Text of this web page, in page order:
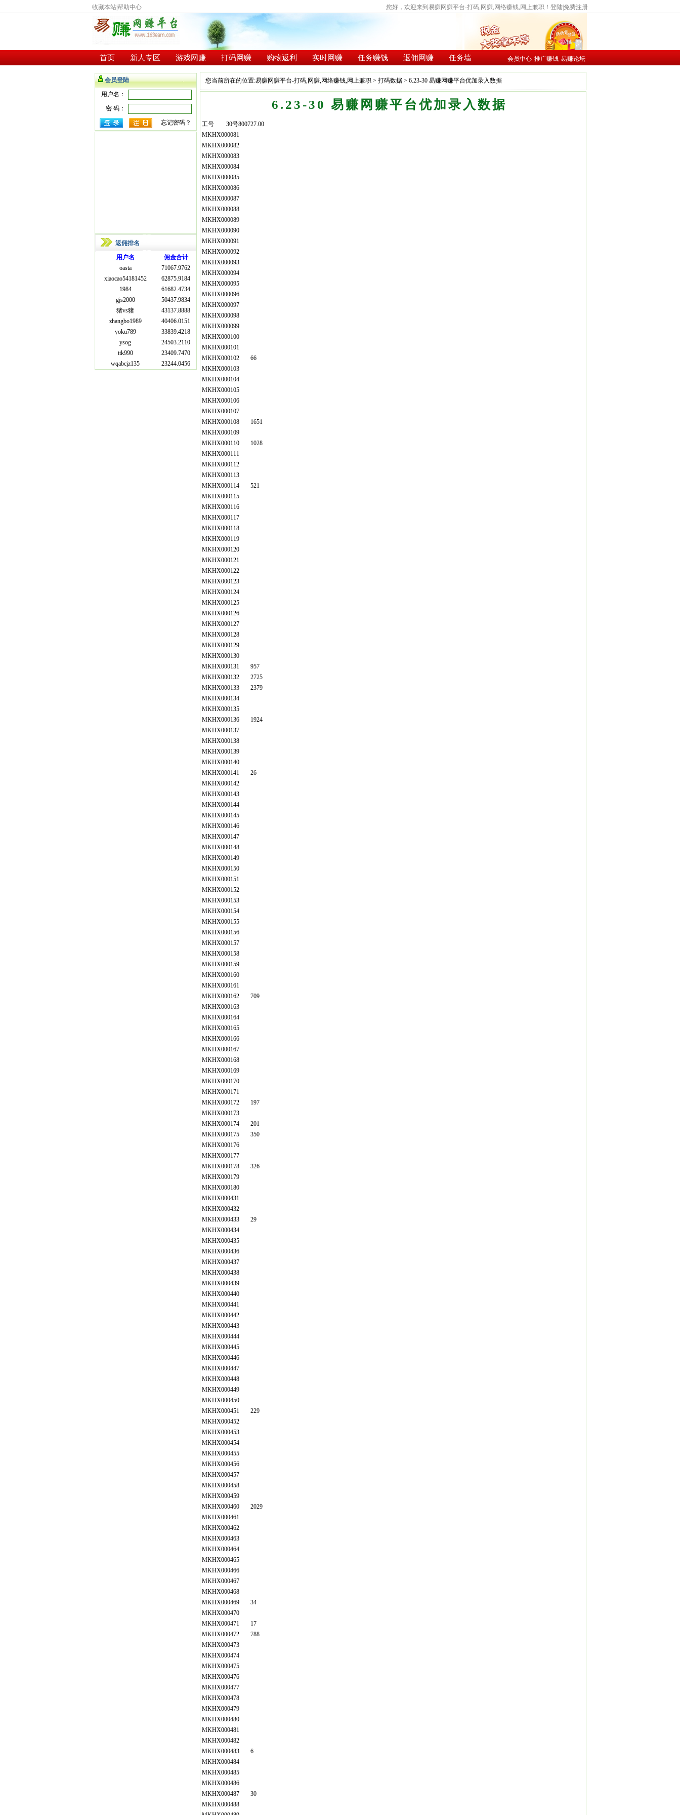
收藏本站帮助中心 您好，欢迎来到易赚网赚平台-打码,网赚,网络赚钱,网上兼职！ 登陆免费注册
首页 新人专区 游戏网赚 打码网赚 购物返利 实时网赚 任务赚钱 返佣网赚 任务墙 会员中心 推广赚钱 易赚论坛
会员登陆
用户名：
密 码：
忘记密码？
返佣排名
用户名
佣金合计
oasta
71067.9762
xiaocao54181452
62875.9184
1984
61682.4734
gjs2000
50437.9834
猪vs猪
43137.8888
zhangbo1989
40406.0151
yoku789
33839.4218
ysog
24503.2110
ttk990
23409.7470
wqabcjz135
23244.0456
您当前所在的位置:易赚网赚平台-打码,网赚,网络赚钱,网上兼职 > 打码数据 > 6.23-30 易赚网赚平台优加录入数据
6.23-30 易赚网赚平台优加录入数据
工号
30号800727.00
MKHX000081
MKHX000082
MKHX000083
MKHX000084
MKHX000085
MKHX000086
MKHX000087
MKHX000088
MKHX000089
MKHX000090
MKHX000091
MKHX000092
MKHX000093
MKHX000094
MKHX000095
MKHX000096
MKHX000097
MKHX000098
MKHX000099
MKHX000100
MKHX000101
MKHX000102
66
MKHX000103
MKHX000104
MKHX000105
MKHX000106
MKHX000107
MKHX000108
1651
MKHX000109
MKHX000110
1028
MKHX000111
MKHX000112
MKHX000113
MKHX000114
521
MKHX000115
MKHX000116
MKHX000117
MKHX000118
MKHX000119
MKHX000120
MKHX000121
MKHX000122
MKHX000123
MKHX000124
MKHX000125
MKHX000126
MKHX000127
MKHX000128
MKHX000129
MKHX000130
MKHX000131
957
MKHX000132
2725
MKHX000133
2379
MKHX000134
MKHX000135
MKHX000136
1924
MKHX000137
MKHX000138
MKHX000139
MKHX000140
MKHX000141
26
MKHX000142
MKHX000143
MKHX000144
MKHX000145
MKHX000146
MKHX000147
MKHX000148
MKHX000149
MKHX000150
MKHX000151
MKHX000152
MKHX000153
MKHX000154
MKHX000155
MKHX000156
MKHX000157
MKHX000158
MKHX000159
MKHX000160
MKHX000161
MKHX000162
709
MKHX000163
MKHX000164
MKHX000165
MKHX000166
MKHX000167
MKHX000168
MKHX000169
MKHX000170
MKHX000171
MKHX000172
197
MKHX000173
MKHX000174
201
MKHX000175
350
MKHX000176
MKHX000177
MKHX000178
326
MKHX000179
MKHX000180
MKHX000431
MKHX000432
MKHX000433
29
MKHX000434
MKHX000435
MKHX000436
MKHX000437
MKHX000438
MKHX000439
MKHX000440
MKHX000441
MKHX000442
MKHX000443
MKHX000444
MKHX000445
MKHX000446
MKHX000447
MKHX000448
MKHX000449
MKHX000450
MKHX000451
229
MKHX000452
MKHX000453
MKHX000454
MKHX000455
MKHX000456
MKHX000457
MKHX000458
MKHX000459
MKHX000460
2029
MKHX000461
MKHX000462
MKHX000463
MKHX000464
MKHX000465
MKHX000466
MKHX000467
MKHX000468
MKHX000469
34
MKHX000470
MKHX000471
17
MKHX000472
788
MKHX000473
MKHX000474
MKHX000475
MKHX000476
MKHX000477
MKHX000478
MKHX000479
MKHX000480
MKHX000481
MKHX000482
MKHX000483
6
MKHX000484
MKHX000485
MKHX000486
MKHX000487
30
MKHX000488